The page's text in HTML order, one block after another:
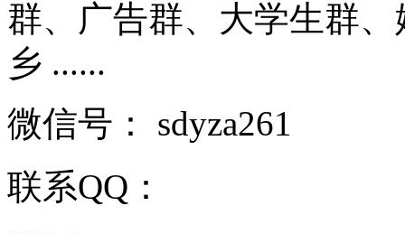
群、广告群、大学生群
乡 ......
微信号： sdyza261
联系QQ：